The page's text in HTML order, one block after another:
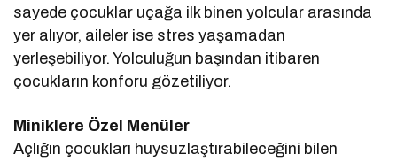
sayede çocuklar uçağa ilk binen yolcular arasında
yer alıyor, aileler ise stres yaşamadan
yerleşebiliyor. Yolculuğun başından itibaren
çocukların konforu gözetiliyor.
Miniklere Özel Menüler
Açlığın çocukları huysuzlaştırabileceğini bilen